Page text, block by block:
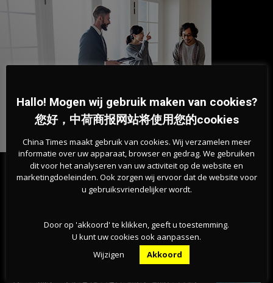
最新的文章
荷兰林堡森林火灾扩大至百公顷，250名消防员连夜
Hallo! Mogen wij gebruik maken van cookies?
您好，中荷商报网站将使用您的cookies
China Times maakt gebruik van cookies. Wij verzamelen meer
informatie over uw apparaat, browser en gedrag. We gebruiken
dit voor het analyseren van uw activiteit op de website en
marketingdoeleinden. Ook zorgen wij ervoor dat de website voor
u gebruiksvriendelijker wordt.
Door op 'akkoord' te klikken, geeft u toestemming.
U kunt uw cookies ook aanpassen.
Wijzigen
Akkoord